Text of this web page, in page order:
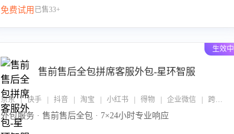
免费试用 已售33+
生效中
售前售后全包拼席客服外包-星环智服
京东 | 快手 | 抖音 | 淘宝 | 小红书 | 得物 | 企业微信 | 跨平台
外包服务 · 售前售后全包 · 7×24小时专业响应